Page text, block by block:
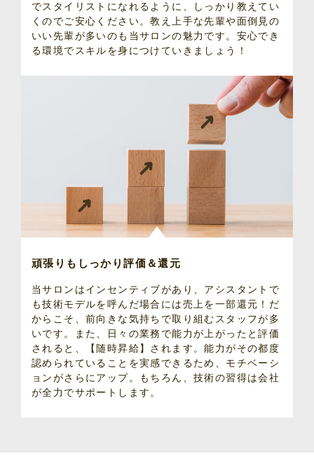
でスタイリストになれるように、しっかり教えてい
くのでご安心ください。教え上手な先輩や面倒見の
いい先輩が多いのも当サロンの魅力です。安心でき
る環境でスキルを身につけていきましょう！
頑張りもしっかり評価＆還元
当サロンはインセンティブがあり、アシスタントで
も技術モデルを呼んだ場合には売上を一部還元！だ
からこそ、前向きな気持ちで取り組むスタッフが多
いです。また、日々の業務で能力が上がったと評価
されると、【随時昇給】されます。能力がその都度
認められていることを実感できるため、モチベーシ
ョンがさらにアップ。もちろん、技術の習得は会社
が全力でサポートします。